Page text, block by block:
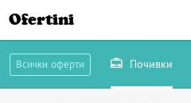
Ofertini
Всички оферти Почивки